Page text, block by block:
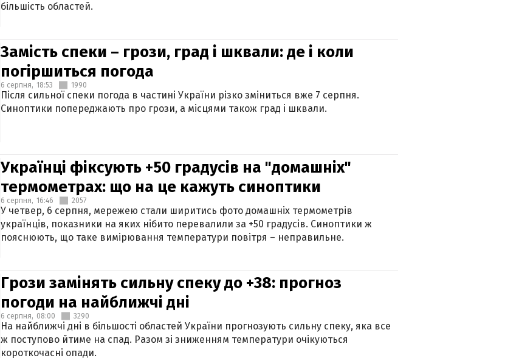
більшість областей.
Замість спеки – грози, град і шквали: де і коли
погіршиться погода
6 серпня, 18:53 1990
Після сильної спеки погода в частині України різко зміниться вже 7 серпня.
Синоптики попереджають про грози, а місцями також град і шквали.
Українці фіксують +50 градусів на "домашніх"
термометрах: що на це кажуть синоптики
6 серпня, 16:46 2057
У четвер, 6 серпня, мережею стали ширитись фото домашніх термометрів
українців, показники на яких нібито перевалили за +50 градусів. Синоптики ж
пояснюють, що таке вимірювання температури повітря – неправильне.
Грози замінять сильну спеку до +38: прогноз
погоди на найближчі дні
6 серпня, 08:00 3290
На найближчі дні в більшості областей України прогнозують сильну спеку, яка все
ж поступово йтиме на спад. Разом зі зниженням температури очікуються
короткочасні опади.